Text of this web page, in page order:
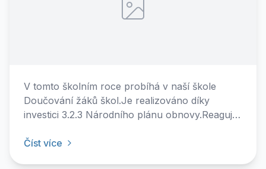
V tomto školním roce probíhá v naší škole
Doučování žáků škol.Je realizováno díky
investici 3.2.3 Národního plánu obnovy.Reaguje
ohrožených školním neúspěchem v reakci na
Číst více